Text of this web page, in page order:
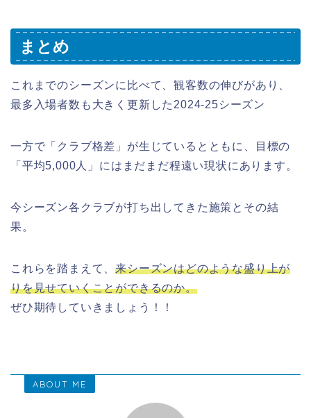
まとめ
これまでのシーズンに比べて、観客数の伸びがあり、
最多入場者数も大きく更新した2024-25シーズン
一方で「クラブ格差」が生じているとともに、目標の
「平均5,000人」にはまだまだ程遠い現状にあります。
今シーズン各クラブが打ち出してきた施策とその結
果。
これらを踏まえて、来シーズンはどのような盛り上が
りを見せていくことができるのか。
ぜひ期待していきましょう！！
ABOUT ME